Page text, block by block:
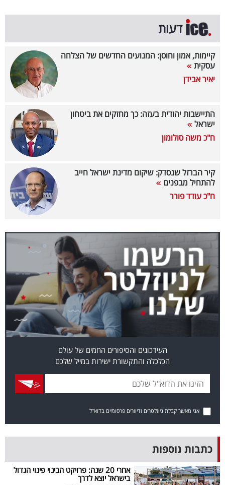
המילון
הכלכלי
פודקאסט
40
ניוזלטרים
מייל
אדום
אחרינו:
דעות
קיימות, אמון וחוסן: המנועים החדשים של הצלחה
עסקית
יאיר אבידן
התיישבות יהודית בעזה: כך מחזקים את ביטחון
ישראל
ח"כ משה סולומון
קיר הברזל שנסדק: שיקום מדינת ישראל חייב
להתחיל מבפנים
ח"כ עודד פורר
העידכונים והסיפורים החמים של עולם
הכלכלה והתקשורת ישירות במייל שלכם
אני מאשר קבלת ניוזלטרים ודיוורים פרסומיים בדוא"ל
כתבות נוספות
אחרי 20 שנה: פרויקט הבינוי פינוי הגדול
בישראל יוצא לדרך